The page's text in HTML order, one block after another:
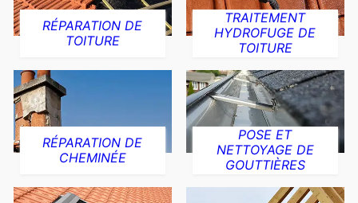
RÉPARATION DE
TOITURE
TRAITEMENT
HYDROFUGE DE
TOITURE
RÉPARATION DE
CHEMINÉE
POSE ET
NETTOYAGE DE
GOUTTIÈRES